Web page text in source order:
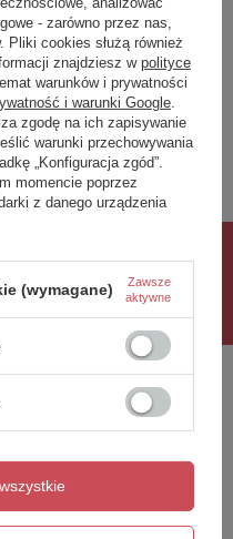
cenie
nową łazienkę w
profesjonalną
w kompleksowej
- zarówno przez nas,
cookies służą również
znajdziesz wpolityce
warunków i prywatności
i warunki Google
zgodę na ich zapisywanie
warunki przechowywania
„Konfiguracja zgód”.
momencie poprzez
z danego urządzenia
(wymagane)
Zawsze
aktywne